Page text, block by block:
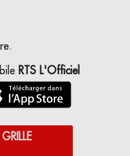
RTS L'Officiel